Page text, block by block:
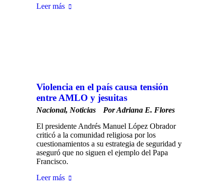
Leer más
Violencia en el país causa tensión
entre AMLO y jesuitas
Nacional, Noticias PorAdriana E. Flores
El presidente Andrés Manuel López Obrador
criticó a la comunidad religiosa por los
cuestionamientos a su estrategia de seguridad y
aseguró que no siguen el ejemplo del Papa
Francisco.
Leer más